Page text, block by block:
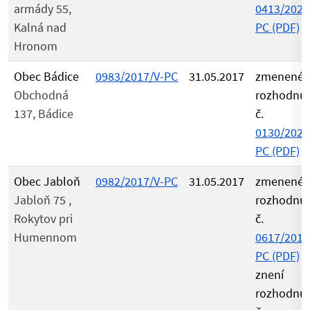
armády 55,
Kalná nad
Hronom
0413/
PC (PDF)
Obec Bádice
Obchodná
137, Bádice
0983/2017/V-PC 31.05.2017
zmenené
č.
0130/
PC (PDF)
Obec Jabloň
Jabloň 75 ,
Rokytov pri
Humennom
0982/2017/V-PC 31.05.2017
zmenené
č.
0617/
PC (PDF)
znení